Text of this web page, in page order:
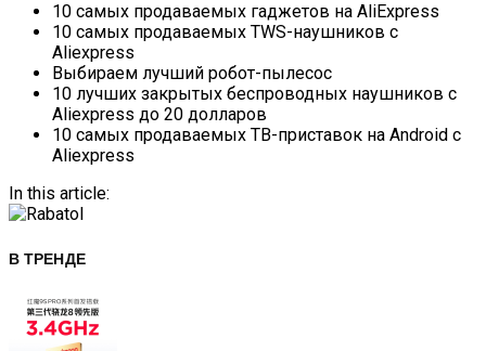
10 самых продаваемых гаджетов на AliExpress
10 самых продаваемых TWS-наушников с
Aliexpress
Выбираем лучший робот-пылесос
10 лучших закрытых беспроводных наушников с
Aliexpress до 20 долларов
10 самых продаваемых ТВ-приставок на Android с
Aliexpress
In this article:
В ТРЕНДЕ